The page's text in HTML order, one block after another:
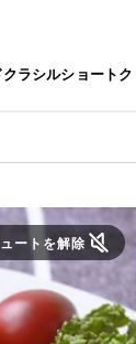
クラシルショート
ュートを解除